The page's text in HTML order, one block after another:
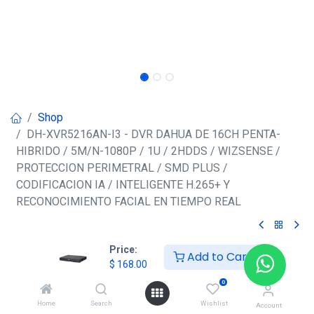
Price:
$ 168.00 Add to Cart
Home Search
0
Wishlist Account
Shop
DH-XVR5216AN-I3 - DVR DAHUA DE 16CH PENTA-
HIBRIDO / 5M/N-1080P / 1U / 2HDDS / WIZSENSE /
PROTECCION PERIMETRAL / SMD PLUS /
CODIFICACION IA / INTELIGENTE H.265+ Y
RECONOCIMIENTO FACIAL EN TIEMPO REAL
DH-XVR5216AN-I3 - DVR DAHUA
DE 16CH PENTA-HIBRIDO / 5M/N-
1080P / 1U / 2HDDS / WIZSENSE /